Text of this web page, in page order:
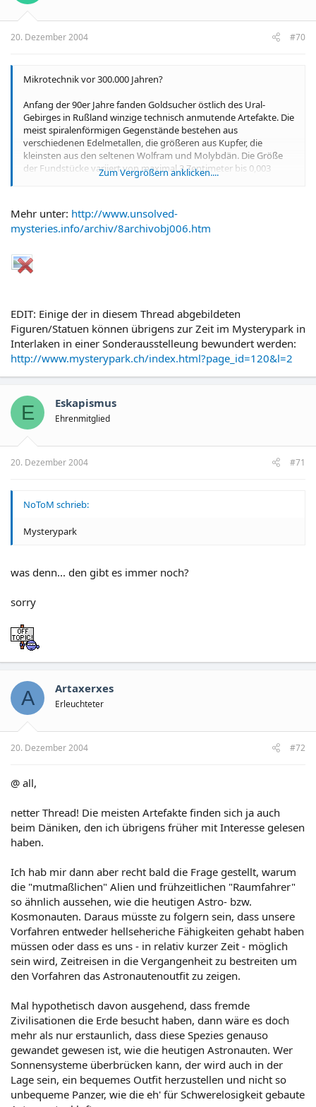
20. Dezember 2004 #70
Mikrotechnik vor 300.000 Jahren?
Anfang der 90er Jahre fanden Goldsucher östlich des Ural-
Gebirges in Rußland winzige technisch anmutende Artefakte. Die
meist spiralenförmigen Gegenstände bestehen aus
verschiedenen Edelmetallen, die größeren aus Kupfer, die
kleinsten aus den seltenen Wolfram und Molybdän. Die Größe
der Fundstücke variiert von maximal 3 Zentimeter bis 0,003
Millimeter. Mit Analysen wurde die Russische Akademie der
St. Petersburg betraut, sowie ein wissenschaftliches Institut im
finnischen Helsinki. Die mikroskopisch kleinen Produkte lassen
miniaturisierten Apparaturen ihren Dienst versehen.
Zum Vergrößern anklicken....
Mehr unter: http://www.unsolved-
mysteries.info/archiv/8archivobj006.htm
EDIT: Einige der in diesem Thread abgebildeten
Figuren/Statuen können übrigens zur Zeit im Mysterypark in
Interlaken in einer Sonderausstelleung bewundert werden:
http://www.mysterypark.ch/index.html?page_id=120&l=2
E Eskapismus
Ehrenmitglied
20. Dezember 2004 #71
NoToM schrieb:
Mysterypark
was denn... den gibt es immer noch?
sorry
A Artaxerxes
Erleuchteter
20. Dezember 2004 #72
@ all,
netter Thread! Die meisten Artefakte finden sich ja auch
beim Däniken, den ich übrigens früher mit Interesse gelesen
haben.
Ich hab mir dann aber recht bald die Frage gestellt, warum
die "mutmaßlichen" Alien und frühzeitlichen "Raumfahrer"
so ähnlich aussehen, wie die heutigen Astro- bzw.
Kosmonauten. Daraus müsste zu folgern sein, dass unsere
Vorfahren entweder hellseheriche Fähigkeiten gehabt haben
müssen oder dass es uns - in relativ kurzer Zeit - möglich
sein wird, Zeitreisen in die Vergangenheit zu bestreiten um
den Vorfahren das Astronautenoutfit zu zeigen.
Mal hypothetisch davon ausgehend, dass fremde
Zivilisationen die Erde besucht haben, dann wäre es doch
mehr als nur erstaunlich, dass diese Spezies genauso
gewandet gewesen ist, wie die heutigen Astronauten. Wer
Sonnensysteme überbrücken kann, der wird auch in der
Lage sein, ein bequemes Outfit herzustellen und nicht so
unbequeme Panzer, wie die eh' für Schwerelosigkeit gebaute